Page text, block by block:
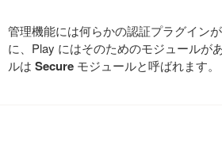
管理機能には何らかの認証プラグイン
に、Play にはそのためのモジュールが
ルは Secure モジュールと呼ばれます。